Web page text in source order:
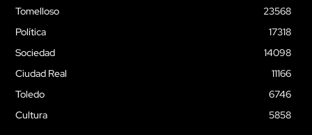
Tomelloso
23568
Política
17318
Sociedad
14098
Ciudad Real
11166
Toledo
6746
Cultura
5858